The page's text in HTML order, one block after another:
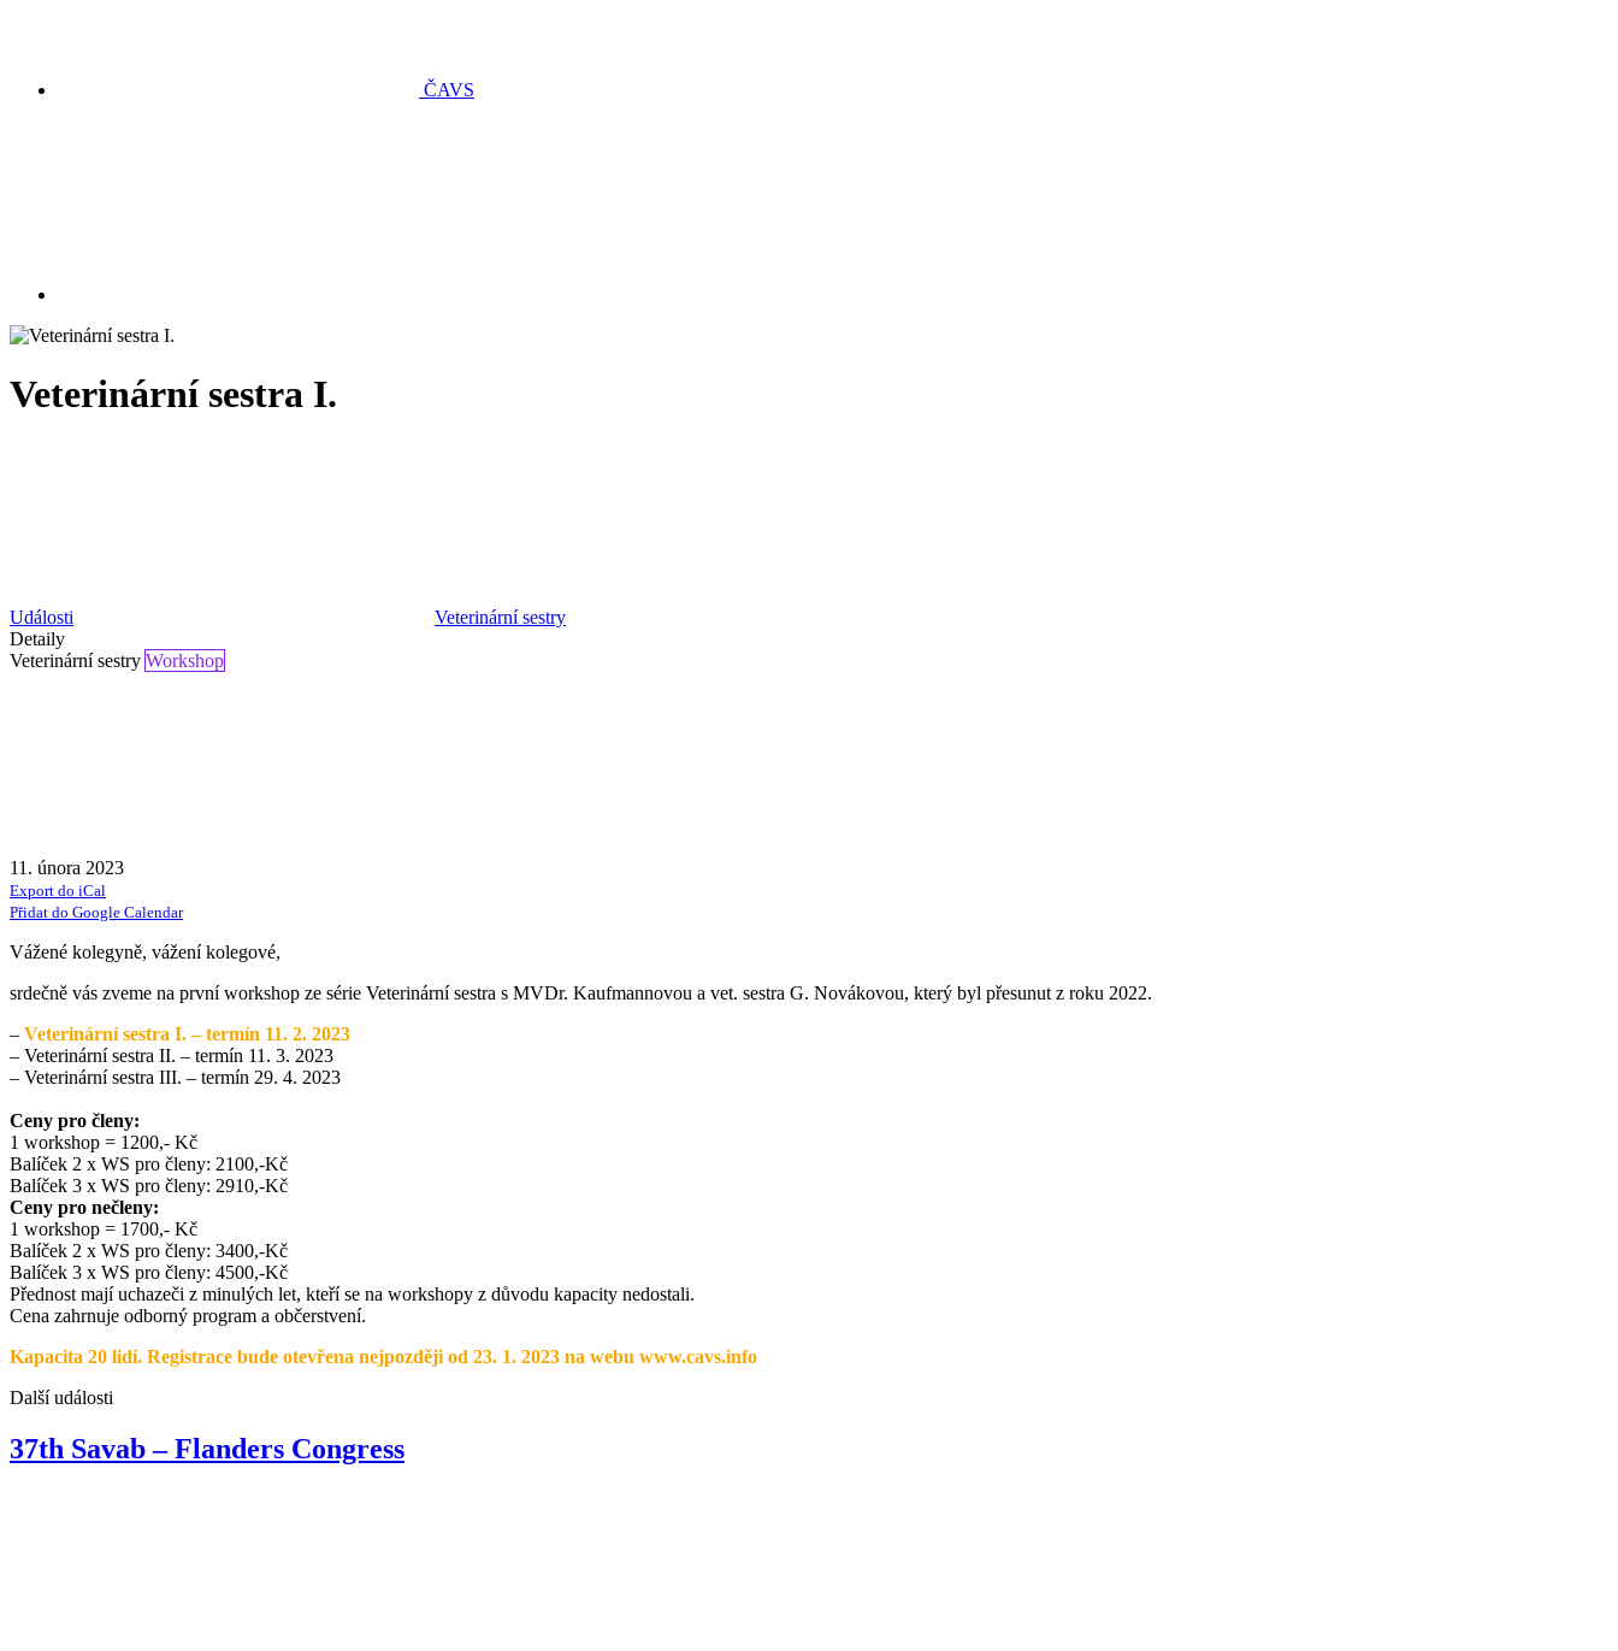
ČAVS
Veterinární sestra I.
Události
Veterinární sestry
Detaily
Veterinární sestry Workshop
11. února 2023
Export do iCal
Přidat do Google Calendar
Vážené kolegyně, vážení kolegové,
srdečně vás zveme na první workshop ze série Veterinární sestra s MVDr. Kaufmannovou a vet. sestra G. Novákovou, který byl přesunut z roku 2022.
– Veterinární sestra I. – termín 11. 2. 2023
– Veterinární sestra II. – termín 11. 3. 2023
– Veterinární sestra III. – termín 29. 4. 2023
Ceny pro členy:
1 workshop = 1200,- Kč
Balíček 2 x WS pro členy: 2100,-Kč
Balíček 3 x WS pro členy: 2910,-Kč
Ceny pro nečleny:
1 workshop = 1700,- Kč
Balíček 2 x WS pro členy: 3400,-Kč
Balíček 3 x WS pro členy: 4500,-Kč
Přednost mají uchazeči z minulých let, kteří se na workshopy z důvodu kapacity nedostali.
Cena zahrnuje odborný program a občerstvení.
Kapacita 20 lidí. Registrace bude otevřena nejpozději od 23. 1. 2023 na webu www.cavs.info
Další události
37th Savab – Flanders Congress